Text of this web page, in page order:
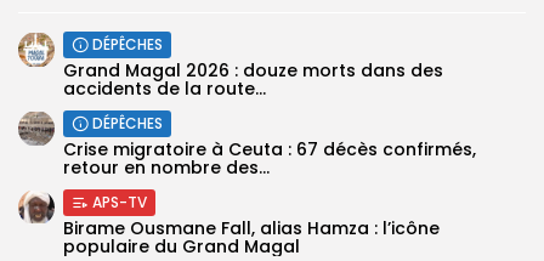
DÉPÊCHES
Grand Magal 2026 : douze morts dans des
accidents de la route...
DÉPÊCHES
Crise migratoire à Ceuta : 67 décès confirmés,
retour en nombre des...
APS-TV
Birame Ousmane Fall, alias Hamza : l’icône
populaire du Grand Magal